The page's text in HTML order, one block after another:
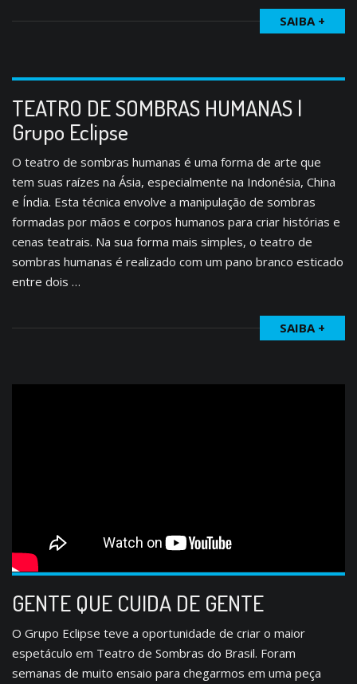
SAIBA +
TEATRO DE SOMBRAS HUMANAS |
Grupo Eclipse
O teatro de sombras humanas é uma forma de arte que
tem suas raízes na Ásia, especialmente na Indonésia, China
e Índia. Esta técnica envolve a manipulação de sombras
formadas por mãos e corpos humanos para criar histórias e
cenas teatrais. Na sua forma mais simples, o teatro de
sombras humanas é realizado com um pano branco esticado
entre dois …
SAIBA +
GENTE QUE CUIDA DE GENTE
O Grupo Eclipse teve a oportunidade de criar o maior
espetáculo em Teatro de Sombras do Brasil. Foram
semanas de muito ensaio para chegarmos em uma peça